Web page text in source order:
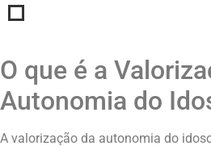
O que é a
Autonomia do
A valorização da autonomia do